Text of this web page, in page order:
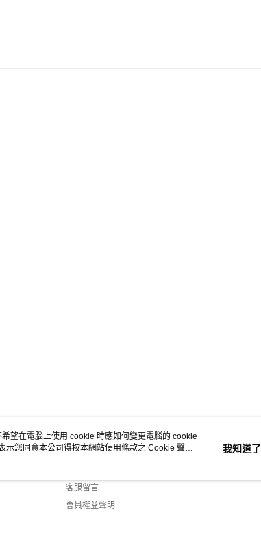
客服資訊
客服留言
會員權益聲明
望在電腦上使用 cookie 時應如何變更電腦的 cookie
示您同意本公司得按本網站使用條款之 Cookie 聲明
我知道了